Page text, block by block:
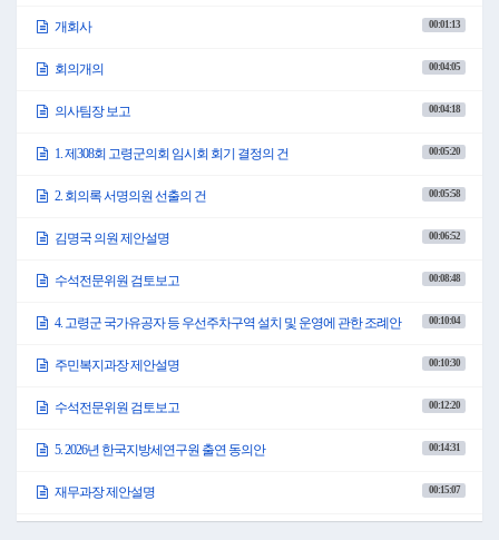
개회사 00:01:13
회의개의 00:04:05
의사팀장 보고 00:04:18
1. 제308회 고령군의회 임시회 회기 결정의 건 00:05:20
2. 회의록 서명의원 선출의 건 00:05:58
김명국 의원 제안설명 00:06:52
수석전문위원 검토보고 00:08:48
4. 고령군 국가유공자 등 우선주차구역 설치 및 운영에 관한 조례안 00:10:04
주민복지과장 제안설명 00:10:30
수석전문위원 검토보고 00:12:20
5. 2026년 한국지방세연구원 출연 동의안 00:14:31
재무과장 제안설명 00:15:07